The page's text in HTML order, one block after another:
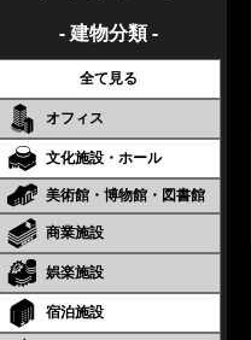
- 建物分類 -
全て見る
オフィス
文化施設・ホール
美術館・博物館・図書館
商業施設
娯楽施設
宿泊施設